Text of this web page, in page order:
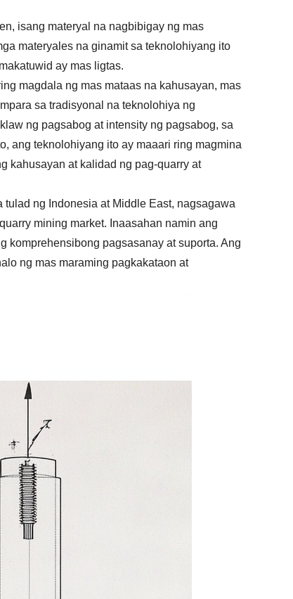
isang materyal na nagbibigay ng mas
materyales na ginamit sa teknolohiyang ito
ay mas ligtas.
magdala ng mas mataas na kahusayan, mas
sa tradisyonal na teknolohiya ng
ng pagsabog at intensity ng pagsabog, sa
ang teknolohiyang ito ay maaari ring magmina
kahusayan at kalidad ng pag-quarry at
ng Indonesia at Middle East, nagsagawa
mining market. Inaasahan namin ang
komprehensibong pagsasanay at suporta. Ang
ng mas maraming pagkakataon at